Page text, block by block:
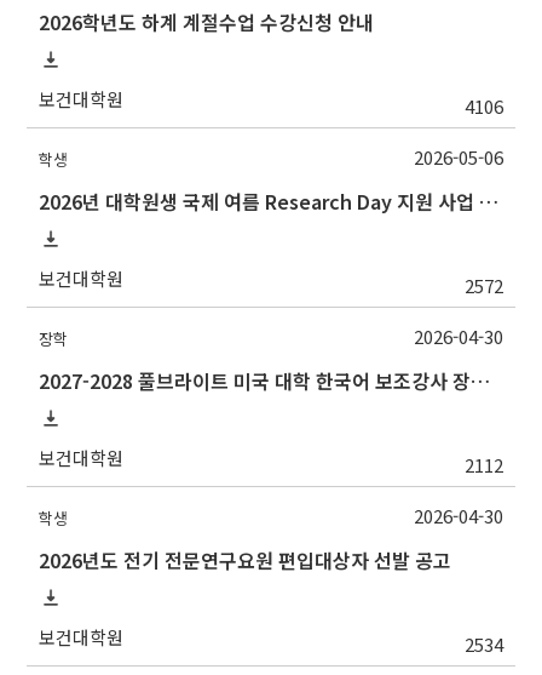
2026학년도 하계 계절수업 수강신청 안내
보건대학원 4106
학생
2026년 대학원생 국제 여름 Research Day 지원 사업 추가 모집 안내
보건대학원 2572
2026-05-06
장학
2027-2028 풀브라이트 미국 대학 한국어 보조강사 장학 프로그램 지원 안내
보건대학원 2112
2026-04-30
학생
2026년도 전기 전문연구요원 편입대상자 선발 공고
보건대학원 2534
2026-04-30